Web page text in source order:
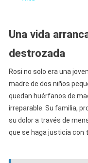
Una vida
destrozada
Rosi no solo era una
madre de dos niños
quedan huérfanos de
irreparable. Su familia,
su dolor a través de
que se haga justicia con